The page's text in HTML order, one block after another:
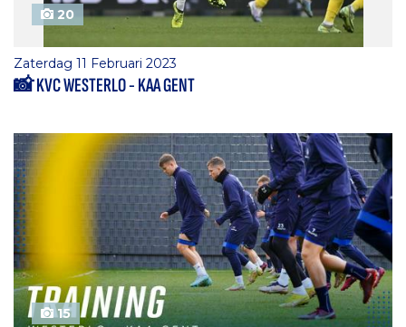
20
Zaterdag 11 Februari 2023
📸 KVC WESTERLO - KAA GENT
15